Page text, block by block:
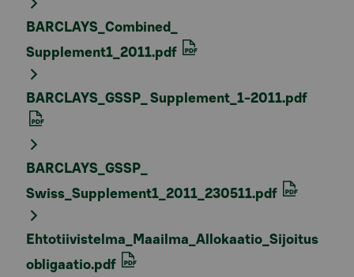
BARCLAYS_Combined_
Supplement1_2011.pdf
BARCLAYS_GSSP_ Supplement_1-2011.pdf
BARCLAYS_GSSP_
Swiss_Supplement1_2011_230511.pdf
Ehtotiivistelma_Maailma_Allokaatio_Sijoitus
obligaatio.pdf